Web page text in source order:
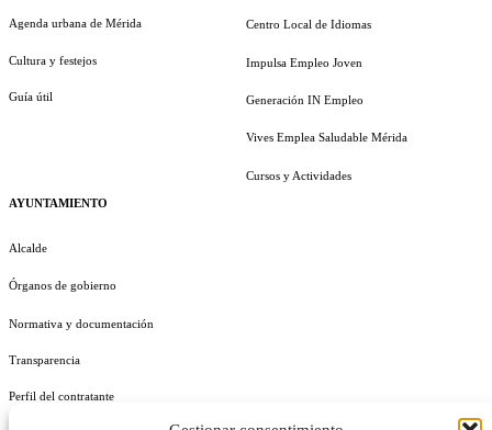
Agenda urbana de Mérida
Cultura y festejos
Guía útil
AYUNTAMIENTO
Alcalde
Órganos de gobierno
Normativa y documentación
Transparencia
Perfil del contratante
Centro Local de Idiomas
Impulsa Empleo Joven
Generación IN Empleo
Vives Emplea Saludable Mérida
Cursos y Actividades